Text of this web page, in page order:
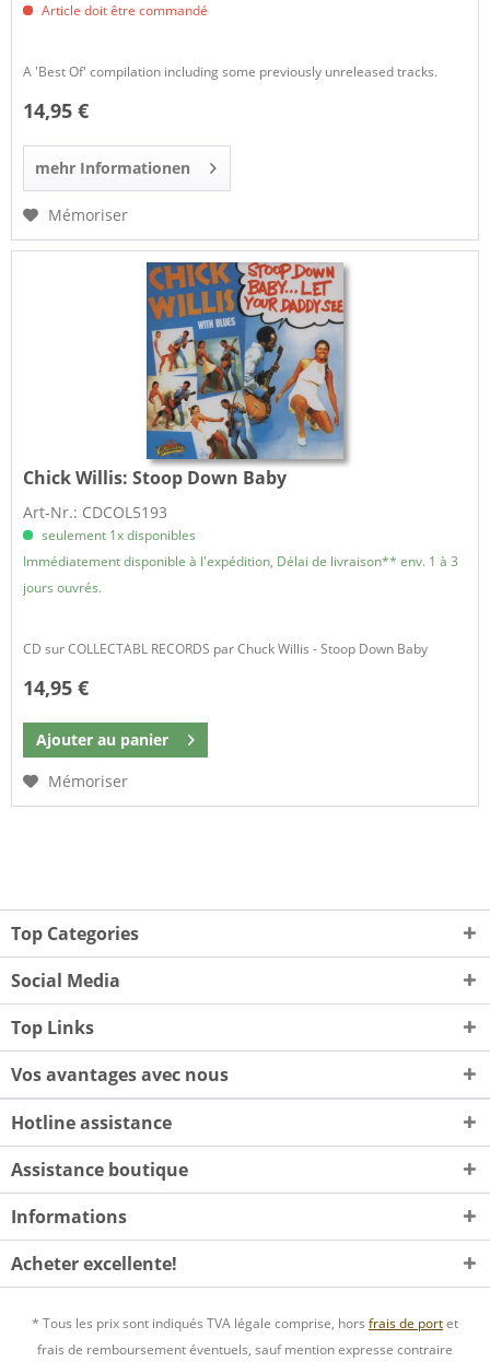
Article doit être commandé
A 'Best Of' compilation including some previously unreleased tracks.
14,95 €
mehr Informationen
Mémoriser
Chick Willis: Stoop Down Baby
Art-Nr.: CDCOL5193
seulement 1x disponibles
Immédiatement disponible à l'expédition, Délai de livraison** env. 1 à 3
jours ouvrés.
CD sur COLLECTABL RECORDS par Chuck Willis - Stoop Down Baby
14,95 €
Ajouter au panier
Mémoriser
Top Categories
Social Media
Top Links
Vos avantages avec nous
Hotline assistance
Assistance boutique
Informations
Acheter excellente!
* Tous les prix sont indiqués TVA légale comprise, hors frais de portet
frais de remboursement éventuels, sauf mention expresse contraire